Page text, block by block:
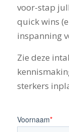
voor-stap
quick wins
inspanning
Zie deze
sterkers